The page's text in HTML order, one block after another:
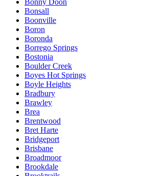
Bonsall
Boonville
Boron
Boronda
Borrego Springs
Bostonia
Boulder Creek
Boyes Hot Springs
Boyle Heights
Bradbury
Brawley
Brea
Brentwood
Bret Harte
Bridgeport
Brisbane
Broadmoor
Brookdale